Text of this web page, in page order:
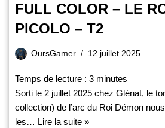
FULL COLOR – LE
PICOLO – T2
OursGamer 12 juillet 2025
Temps de lecture : 3 minutes
Sorti le 2 juillet 2025 chez Glénat, le
collection) de l’arc du Roi Démon
les… Lire la suite »